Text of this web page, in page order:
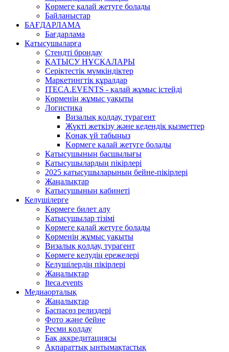
Көрмеге қалай жетуге болады
Байланыстар
БАҒДАРЛАМА
Бағдарлама
Қатысушыларға
Стендті брондау
ҚАТЫСУ НҰСҚАЛАРЫ
Серіктестік мүмкіндіктер
Маркетингтік құралдар
ITECA.EVENTS - қалай жұмыс істейді
Көрменің жұмыс уақыты
Логистика
Визалық қолдау, турагент
Жүкті жеткізу және кедендік қызметтер
Қонақ үй табыңыз
Kөрмеге қалай жетуге болады
Қатысушының басшылығы
Қатысушылардың пікірлері
2025 қатысушыларының бейне-пікірлері
Жаңалықтар
Қатысушының кабинеті
Келушілерге
Көрмеге билет алу
Қатысушылар тізімі
Көрмеге қалай жетуге болады
Көрменің жұмыс уақыты
Визалық қолдау, турагент
Көрмеге келудің ережелері
Келушілердің пікірлері
Жаңалықтар
Iteca.events
Медиаорталық
Жаңалықтар
Баспасөз релиздері
Фото және бейне
Ресми қолдау
Бақ аккредитациясы
Ақпараттық ынтымақтастық